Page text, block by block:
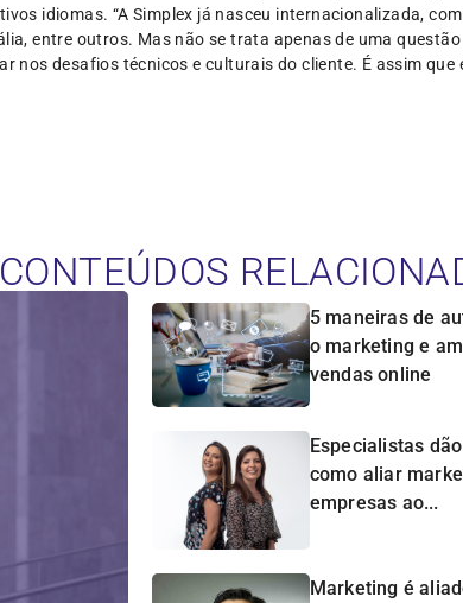
idiomas. “A Simplex já nasceu internacionalizada,
entre outros. Mas não se trata apenas de uma
nos desafios técnicos e culturais do cliente. É assim
CONTEÚDOS
5 maneiras de
o marketing e
vendas online
Especialistas
como aliar
empresas ao...
Marketing é